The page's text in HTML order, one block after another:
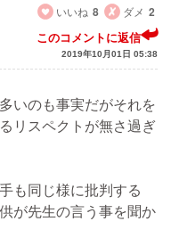
いいね 8 ダメ 2
このコメントに返信
2019年10月01日 05:38
いのも事実だがそれを
リスペクトが無さ過ぎ
も同じ様に批判する
が先生の言う事を聞か